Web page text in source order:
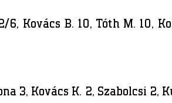
Kovács B. 10, Tóth M. 10,
3, Kovács K. 2, Szabolcsi 2,